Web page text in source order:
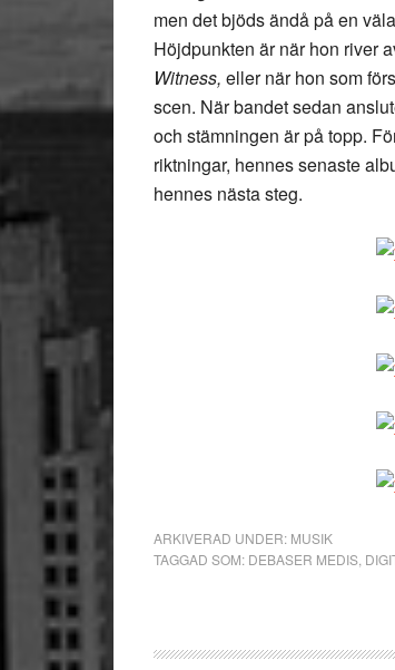
men det bjöds ändå på en
Höjdpunkten är när hon river
Witness, eller när hon som
scen. När bandet sedan
och stämningen är på topp.
riktningar, hennes senaste
hennes nästa steg.
ARKIVERAD UNDER: MUSIK
TAGGAD SOM: DEBASER MEDIS